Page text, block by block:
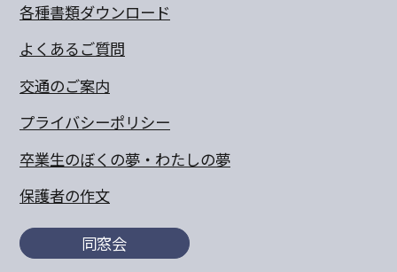
各種書類ダウンロード
よくあるご質問
交通のご案内
プライバシーポリシー
卒業生のぼくの夢・わたしの夢
保護者の作文
同窓会